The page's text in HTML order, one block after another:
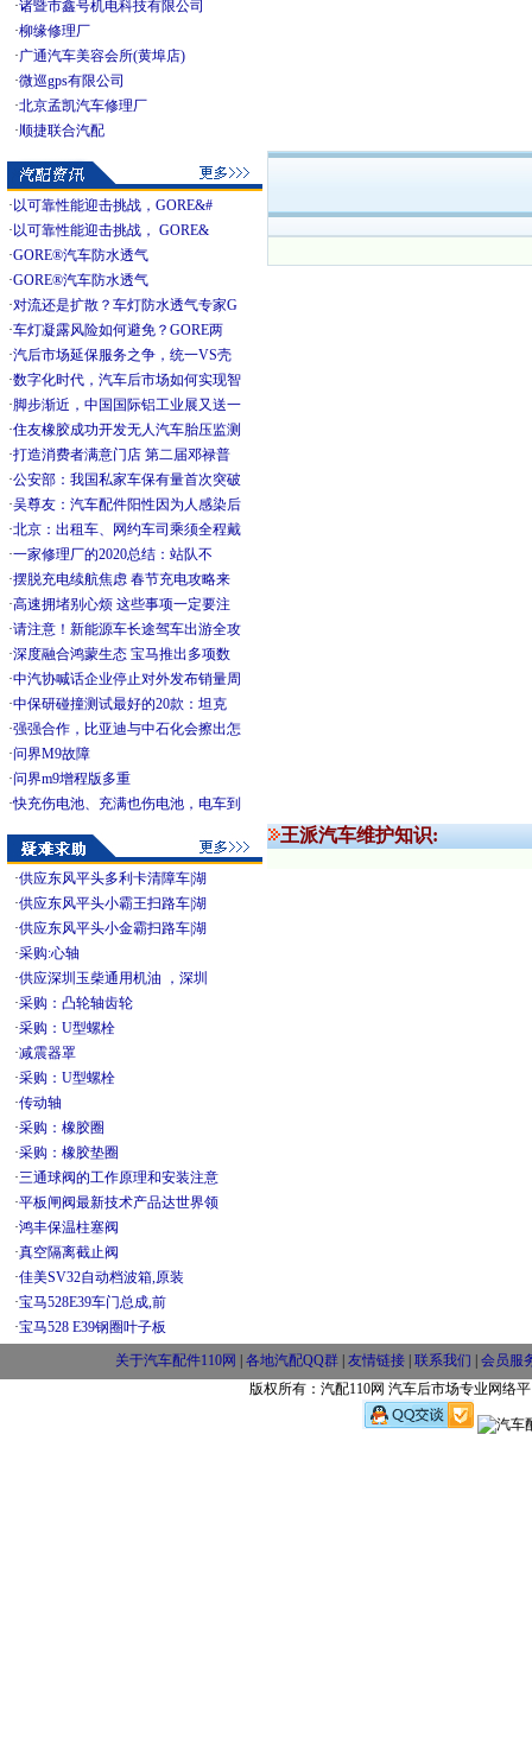
·诸暨市鑫号机电科技有限公司
·柳缘修理厂
·广通汽车美容会所(黄埠店)
·微巡gps有限公司
·北京孟凯汽车修理厂
·顺捷联合汽配
· 以可靠性能迎击挑战，GORE&#
· 以可靠性能迎击挑战， GORE&
·GORE®汽车防水透气
·GORE®汽车防水透气
·对流还是扩散？车灯防水透气专家G
·车灯凝露风险如何避免？GORE两
·汽后市场延保服务之争，统一VS壳
·数字化时代，汽车后市场如何实现智
· 脚步渐近，中国国际铝工业展又送一
·住友橡胶成功开发无人汽车胎压监测
·打造消费者满意门店 第二届邓禄普
·公安部：我国私家车保有量首次突破
·吴尊友：汽车配件阳性因为人感染后
·北京：出租车、网约车司乘须全程戴
·一家修理厂的2020总结：站队不
·摆脱充电续航焦虑 春节充电攻略来
·高速拥堵别心烦 这些事项一定要注
·请注意！新能源车长途驾车出游全攻
·深度融合鸿蒙生态 宝马推出多项数
·中汽协喊话企业停止对外发布销量周
·中保研碰撞测试最好的20款：坦克
·强强合作，比亚迪与中石化会擦出怎
·问界M9故障
·问界m9增程版多重
·快充伤电池、充满也伤电池，电车到
·供应东风平头多利卡清障车|湖
·供应东风平头小霸王扫路车|湖
·供应东风平头小金霸扫路车|湖
·采购:心轴
·供应深圳玉柴通用机油 ，深圳
·采购：凸轮轴齿轮
·采购：U型螺栓
·减震器罩
·采购：U型螺栓
·传动轴
·采购：橡胶圈
·采购：橡胶垫圈
·三通球阀的工作原理和安装注意
·平板闸阀最新技术产品达世界领
·鸿丰保温柱塞阀
·真空隔离截止阀
·佳美SV32自动档波箱,原装
·宝马528E39车门总成,前
·宝马528 E39钢圈叶子板
王派汽车维护知识:
关于汽车配件110网 各地汽配QQ群 友情链接 联系我们
会员服
版权所有：汽配110网 汽车后市场专业网络